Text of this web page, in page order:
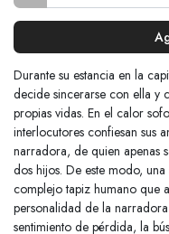
Durante su estancia en la
decide sincerarse con ella y
propias vidas. En el calor
interlocutores confiesan sus
narradora, de quien apenas
dos hijos. De este modo,
complejo tapiz humano que
personalidad de la
sentimiento de pérdida, la